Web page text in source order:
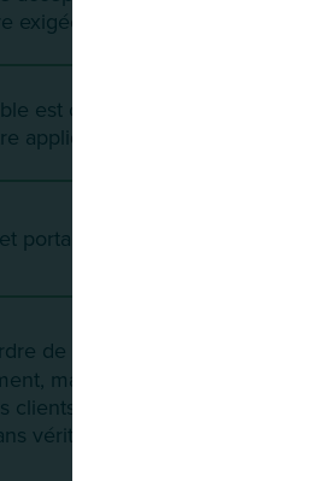
exigées selon le niveau de
est celui de la BCE majoré de
appliqué sans contestation.
portails spécifiques
de paiement différé transmis
mais un outil de
fiables, mais il reste une
véritable recours en cas